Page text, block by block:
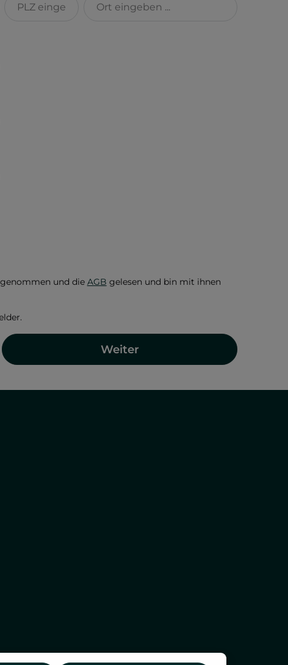
und die AGB gelesen und bin mit ihnen
Weiter